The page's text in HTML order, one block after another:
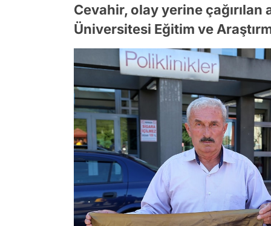
Cevahir, olay yerine
Üniversitesi Eğitim ve